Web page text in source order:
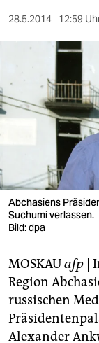
sport
berlin
nord
wahrheit
verlag
veranstaltungen
shop
fragen & hilfe
unterstützen
abo
genossenschaft
28.5.2014 12:59
Abchasiens
Suchumi verlassen.
Bild: dpa
MOSKAUafp |
Region
russischen
Alexander